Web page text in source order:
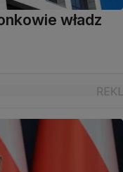
władz